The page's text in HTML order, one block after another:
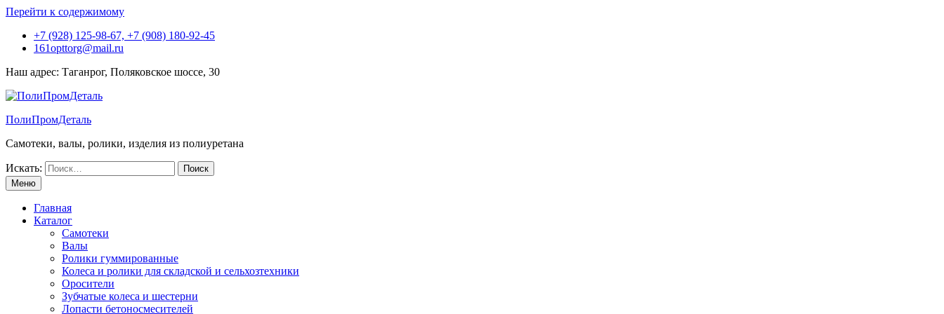
Перейти к содержимому
+7 (928) 125-98-67, +7 (908) 180-92-45
161opttorg@mail.ru
Наш адрес: Таганрог, Поляковское шоссе, 30
ПолиПромДеталь
Самотеки, валы, ролики, изделия из полиуретана
Искать:
Меню
Главная
Каталог
Самотеки
Валы
Ролики гуммированные
Колеса и ролики для складской и сельхозтехники
Оросители
Зубчатые колеса и шестерни
Лопасти бетоносмесителей